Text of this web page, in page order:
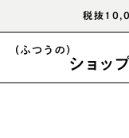
税抜